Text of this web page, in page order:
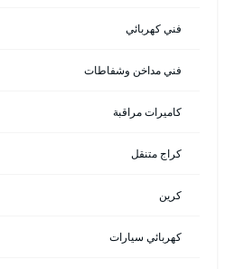
فني كهربائي
فني مداخن وشفاطات
كاميرات مراقبة
كراج متنقل
كرين
كهربائي سيارات